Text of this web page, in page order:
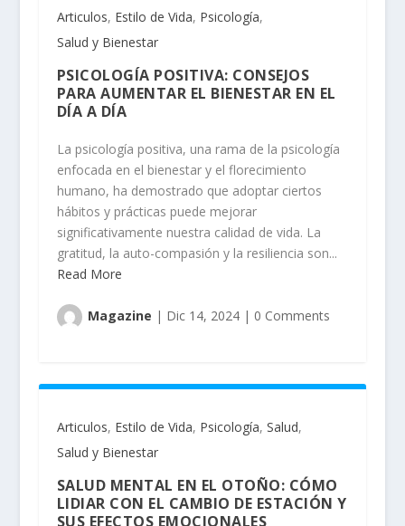
Articulos, Estilo de Vida, Psicología,
Salud y Bienestar
PSICOLOGÍA POSITIVA: CONSEJOS
PARA AUMENTAR EL BIENESTAR EN EL
DÍA A DÍA
La psicología positiva, una rama de la psicología
enfocada en el bienestar y el florecimiento
humano, ha demostrado que adoptar ciertos
hábitos y prácticas puede mejorar
significativamente nuestra calidad de vida. La
gratitud, la auto-compasión y la resiliencia son...
Read More
Magazine | Dic 14, 2024| 0 Comments
Articulos, Estilo de Vida, Psicología, Salud,
Salud y Bienestar
SALUD MENTAL EN EL OTOÑO: CÓMO
LIDIAR CON EL CAMBIO DE ESTACIÓN Y
SUS EFECTOS EMOCIONALES